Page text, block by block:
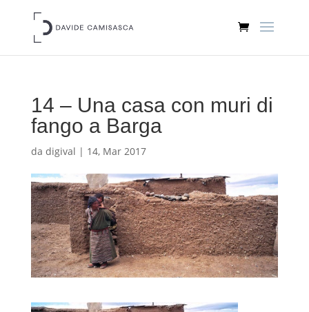
14 – Una casa con muri di
fango a Barga
da digival | 14, Mar 2017